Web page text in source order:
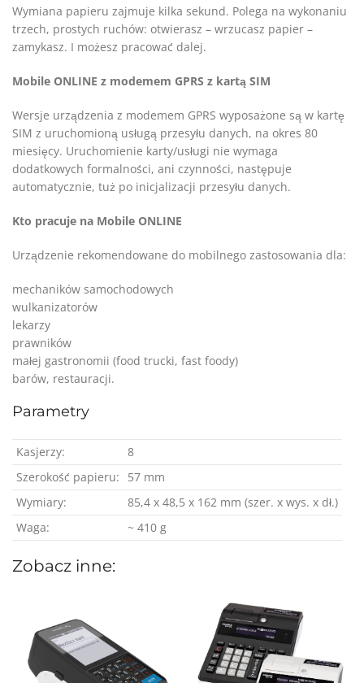
Wymiana papieru zajmuje kilka sekund. Polega na wykonaniu
trzech, prostych ruchów: otwierasz – wrzucasz papier –
zamykasz. I możesz pracować dalej.
Mobile ONLINE z modemem GPRS z kartą SIM
Wersje urządzenia z modemem GPRS wyposażone są w kartę
SIM z uruchomioną usługą przesyłu danych, na okres 80
miesięcy. Uruchomienie karty/usługi nie wymaga
dodatkowych formalności, ani czynności, następuje
automatycznie, tuż po inicjalizacji przesyłu danych.
Kto pracuje na Mobile ONLINE
Urządzenie rekomendowane do mobilnego zastosowania dla:
mechaników samochodowych
wulkanizatorów
lekarzy
prawników
małej gastronomii (food trucki, fast foody)
barów, restauracji.
Parametry
Kasjerzy:
8
Szerokość papieru:
57 mm
Wymiary:
85,4 x 48,5 x 162 mm (szer. x wys. x dł.)
Waga:
~ 410 g
Zobacz inne: